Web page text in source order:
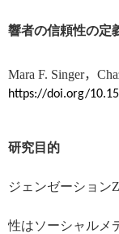
響者の信頼性の定
Mara F. Singer，
https://doi.org/
研究目的
ジェンゼーションZ
性はソーシャルメ